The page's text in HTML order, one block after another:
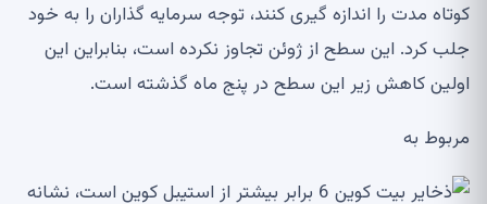
کوتاه مدت را اندازه گیری کنند، توجه سرمایه گذاران را به خود
جلب کرد. این سطح از ژوئن تجاوز نکرده است، بنابراین این
اولین کاهش زیر این سطح در پنج ماه گذشته است.
مربوط به